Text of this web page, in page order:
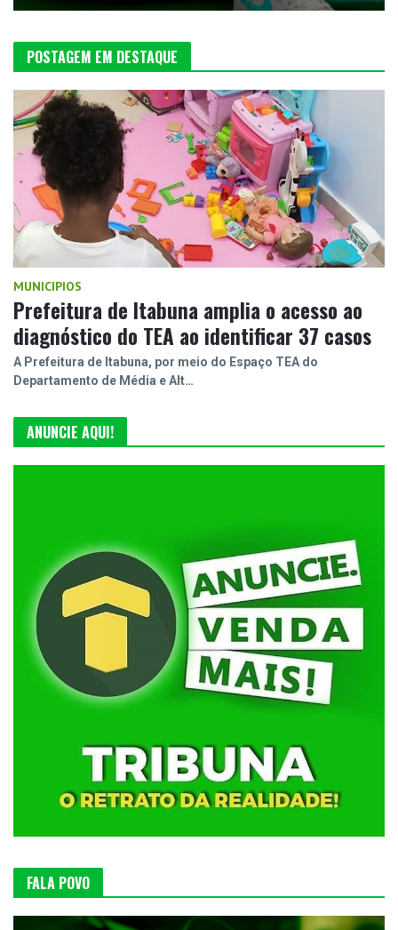
POSTAGEM EM DESTAQUE
MUNICIPIOS
Prefeitura de Itabuna amplia o acesso ao
diagnóstico do TEA ao identificar 37 casos
A Prefeitura de Itabuna, por meio do Espaço TEA do
Departamento de Média e Alt…
ANUNCIE AQUI!
FALA POVO